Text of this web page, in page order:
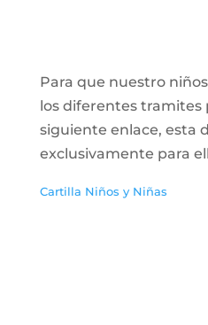
Para que nuestro
los diferentes tramites
siguiente enlace, esta
exclusivamente para
Cartilla Niños y Niñas